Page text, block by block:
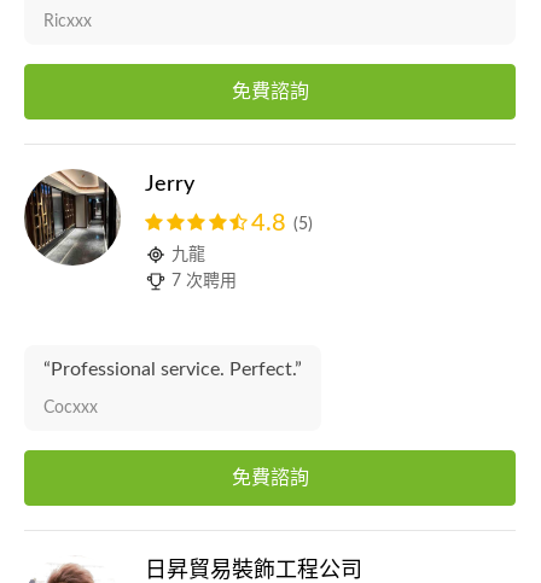
Ricxxx
免費諮詢
Jerry
4.8 (5)
九龍
7 次聘用
“Professional service. Perfect.”
Cocxxx
免費諮詢
日昇貿易裝飾工程公司